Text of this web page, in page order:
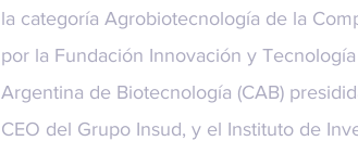
la categoría Agrobiotecnología de la
por la Fundación Innovación y
Argentina de Biotecnología (CAB)
CEO del Grupo Insud, y el Instituto de